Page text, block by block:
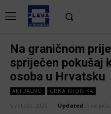
Na graničnom
spriječen pokušaj
osoba u Hrvatsku
AKTUALNO CRNA KRONIKA
5 veljače, 2025 Updated: 5